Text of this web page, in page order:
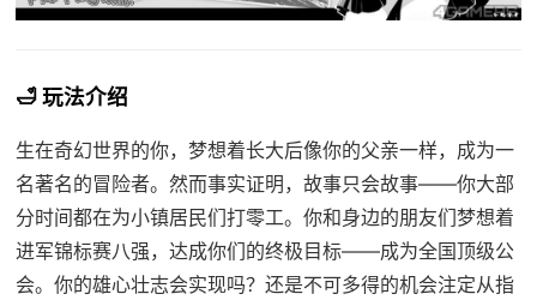
🛁 玩法介绍
生在奇幻世界的你，梦想着长大后像你的父亲一样，成为一
名著名的冒险者。然而事实证明，故事只会故事——你大部
分时间都在为小镇居民们打零工。你和身边的朋友们梦想着
进军锦标赛八强，达成你们的终极目标——成为全国顶级公
会。你的雄心壮志会实现吗？还是不可多得的机会注定从指